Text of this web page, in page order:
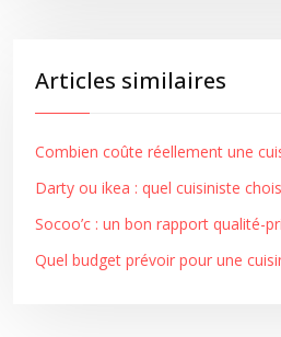
Articles similaires
Combien coûte réellement une
Darty ou ikea : quel cuisiniste
Socoo’c : un bon rapport qualité-
Quel budget prévoir pour une